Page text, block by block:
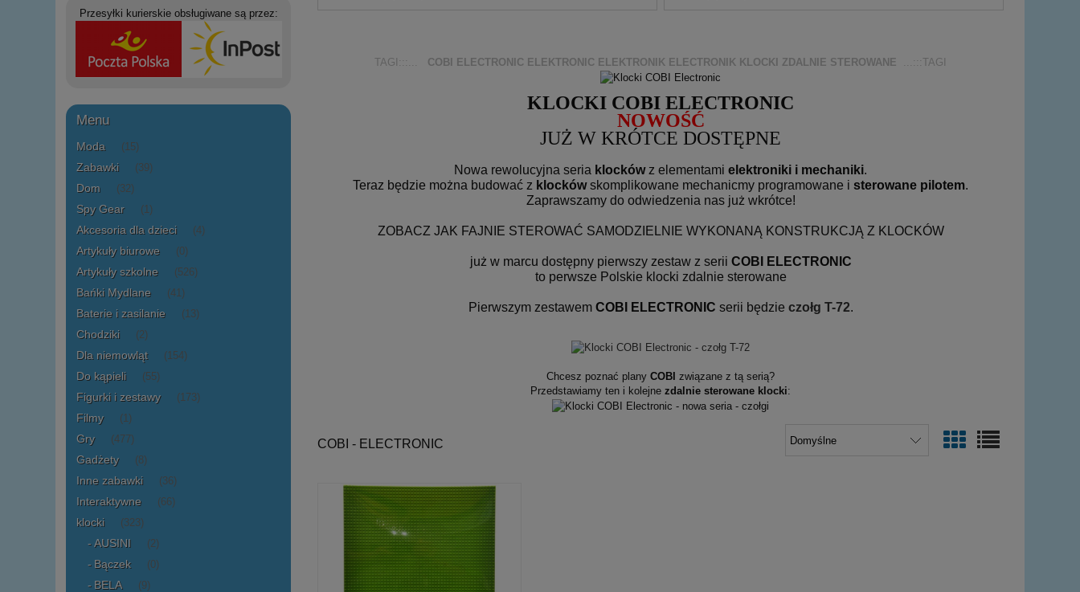
Przesyłki kurierskie obsługiwane są przez:
Menu
Moda (15)
Zabawki (39)
Dom (32)
Spy Gear (1)
Akcesoria dla dzieci (4)
Artykuły biurowe (0)
Artykuły szkolne (526)
Bańki Mydlane (41)
Baterie i zasilanie (13)
Chodziki (2)
Dla niemowląt (154)
Do kąpieli (55)
Figurki i zestawy (173)
Filmy (1)
Gry (477)
Gadżety (8)
Inne zabawki (36)
Interaktywne (66)
klocki (323)
AUSINI (2)
Bączek (0)
BELA (9)
TAGI:::... COBI ELECTRONIC ELEKTRONIC ELEKTRONIK ELECTRONIK KLOCKI ZDALNIE STEROWANE ...:::TAGI
KLOCKI COBI ELECTRONIC
NOWOŚĆ
JUŻ W KRÓTCE DOSTĘPNE
Nowa rewolucyjna seria klocków z elementami elektroniki i mechaniki.
Teraz będzie można budować z klockówskomplikowane mechanicmy programowane i sterowane pilotem.
Zaprawszamy do odwiedzenia nas już wkrótce!
ZOBACZ JAK FAJNIE STEROWAĆ SAMODZIELNIE WYKONANĄ KONSTRUKCJĄ Z KLOCKÓW
już w marcu dostępny pierwszy zestaw z serii COBI ELECTRONIC
to perwsze Polskie klocki zdalnie sterowane
Pierwszym zestawem COBI ELECTRONIC serii będzie czołg T-72.
Chcesz poznać plany COBI związane z tą serią?
Przedstawiamy ten i kolejne zdalnie sterowane klocki:
COBI - ELECTRONIC